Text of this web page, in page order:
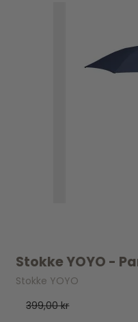
Stokke YOYO -
Stokke YOYO
399,00 kr